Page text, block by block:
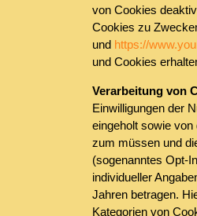
von Cookies
Cookies zu
und https://
und Cookies
Verarbeitung von
Einwilligungen der
eingeholt sowie
zum müssen und
(sogenanntes Opt-
individueller
Jahren betragen.
Kategorien von